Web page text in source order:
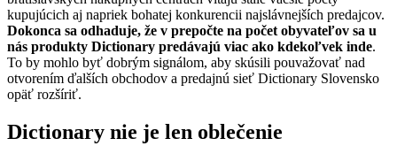
kupujúcich aj napriek bohatej konkurencii najslávnejších predajcov.
Dokonca sa odhaduje, že v prepočte na počet obyvateľov sa u
nás produkty Dictionary predávajú viac ako kdekoľvek inde.
To by mohlo byť dobrým signálom, aby skúsili pouvažovať nad
otvorením ďalších obchodov a predajnú sieť Dictionary Slovensko
opäť rozšíriť.
Dictionary nie je len oblečenie